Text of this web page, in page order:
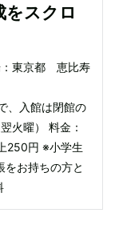
をスクロ
：東京都 恵比寿
、入館は閉館の
火曜） 料金：
円 ※小学生
をお持ちの方と